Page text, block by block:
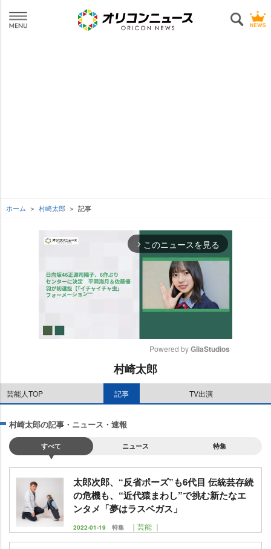
ホーム 村崎太郎 記事
arrow_forward_ios このニュースを見る
u
t
Powered by GliaStudios
村崎太郎
芸能人TOP 記事 TV出演
村崎太郎の記事・ニュース・速報
すべて ニュース 特集
太郎次郎、“反省ポーズ”も6代目 伝統芸存続
の危機も、“近代猿まわし”で挑む新たなエ
ンタメ「夢はラスベガス」
2022-01-19 特集 ｜芸能 ｜